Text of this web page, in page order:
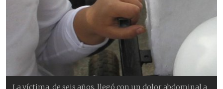
La víctima, de seis años, llegó con un dolor abdominal a